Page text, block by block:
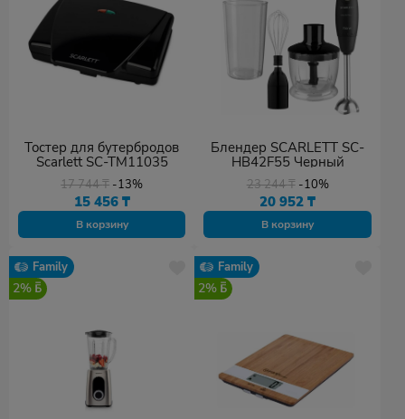
Тостер для бутербродов
Scarlett SC-TM11035
17 744₸ -13%
15 456 ₸
В корзину
Блендер SCARLETT SC-
HB42F55 Черный
23 244₸ -10%
20 952₸
В корзину
Family
2%
Family
2%